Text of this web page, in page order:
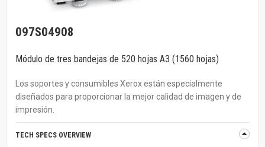
097S04908
Módulo de tres bandejas de 520 hojas A3 (1560 hojas)
Los soportes y consumibles Xerox están especialmente
diseñados para proporcionar la mejor calidad de imagen y de
impresión.
TECH SPECS OVERVIEW